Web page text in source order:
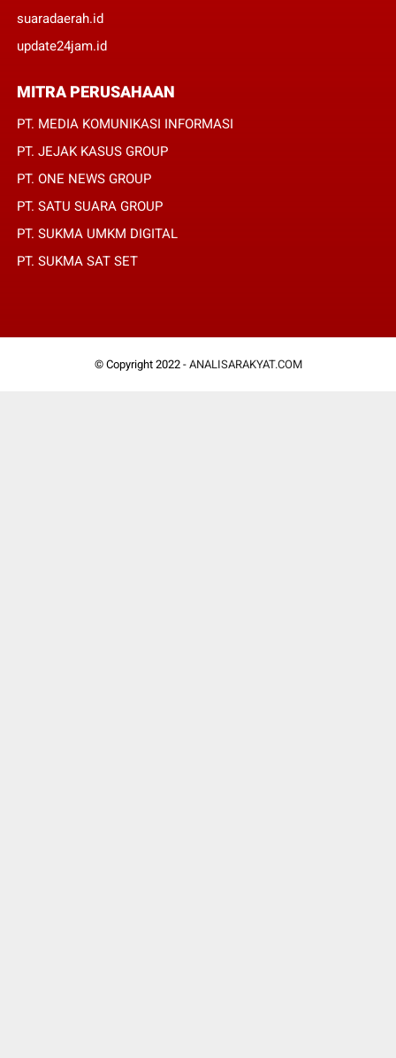
suaradaerah.id
update24jam.id
MITRA PERUSAHAAN
PT. MEDIA KOMUNIKASI INFORMASI
PT. JEJAK KASUS GROUP
PT. ONE NEWS GROUP
PT. SATU SUARA GROUP
PT. SUKMA UMKM DIGITAL
PT. SUKMA SAT SET
© Copyright 2022 - ANALISARAKYAT.COM